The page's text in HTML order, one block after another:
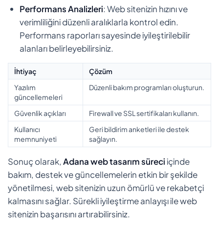
Performans Analizleri: Web sitenizin hızını ve
verimliliğini düzenli aralıklarla kontrol edin.
Performans raporları sayesinde iyileştirilebilir
alanları belirleyebilirsiniz.
İhtiyaç
Çözüm
Yazılım
güncellemeleri
Düzenli bakım programları oluşturun.
Güvenlik açıkları
Firewall ve SSL sertifikaları kullanın.
Kullanıcı
memnuniyeti
Geri bildirim anketleri ile destek
sağlayın.
Sonuç olarak, Adana web tasarım süreciiçinde
bakım, destek ve güncellemelerin etkin bir şekilde
yönetilmesi, web sitenizin uzun ömürlü ve rekabetçi
kalmasını sağlar. Sürekli iyileştirme anlayışı ile web
sitenizin başarısını artırabilirsiniz.